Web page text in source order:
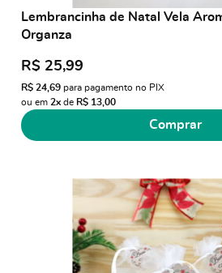
Lembrancinha de Natal Vela
Organza
R$ 25,99
R$ 24,69 para pagamento no PIX
ou em2x de R$ 13,00
Comprar